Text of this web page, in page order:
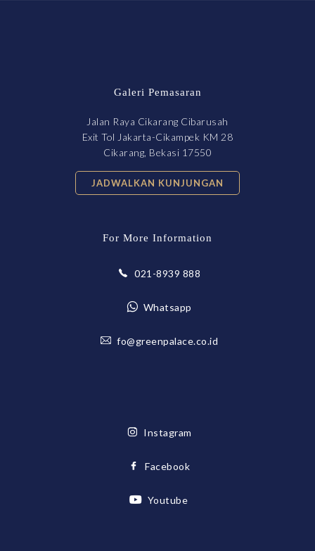
Galeri Pemasaran
Jalan Raya Cikarang Cibarusah
Exit Tol Jakarta-Cikampek KM 28
Cikarang, Bekasi 17550
JADWALKAN KUNJUNGAN
For More Information
021-8939 888
Whatsapp
fo@greenpalace.co.id
Instagram
Facebook
Youtube